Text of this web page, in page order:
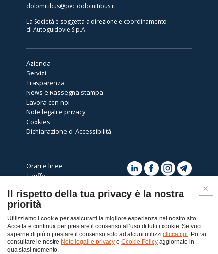
dolomitibus@pec.dolomitibus.it
La Società è soggetta a direzione e coordinamento
di Autoguidovie S.p.A.
Azienda
Servizi
Trasparenza
News e Rassegna stampa
Lavora con noi
Note legali e privacy
Cookies
Dichiarazione di Accessibilità
Orari e linee
Tariffe
Assistenza
Il rispetto della tua privacy è la nostra
priorità
Utilizziamo i cookie per assicurarti la migliore esperienza nel nostro sito.
Accetta e continua per prestare il consenso all’uso di tutti i cookie. Se vuoi
saperne di più o prestare il consenso solo ad alcuni utilizzi clicca qui. Potrai
consultare le nostre Note legali e privacy e Cookie Policy aggiornate in
qualsiasi momento.